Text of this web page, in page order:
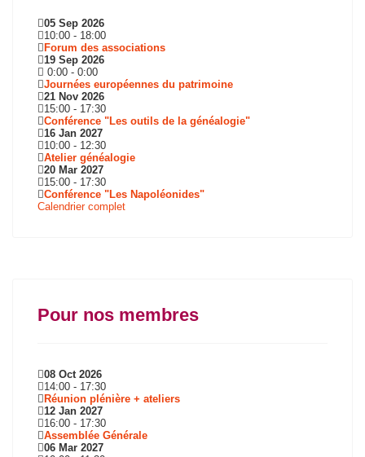
05 Sep 2026
10:00 - 18:00
Forum des associations
19 Sep 2026
0:00 - 0:00
Journées européennes du patrimoine
21 Nov 2026
15:00 - 17:30
Conférence "Les outils de la généalogie"
16 Jan 2027
10:00 - 12:30
Atelier généalogie
20 Mar 2027
15:00 - 17:30
Conférence "Les Napoléonides"
Calendrier complet
Pour nos membres
08 Oct 2026
14:00 - 17:30
Réunion plénière + ateliers
12 Jan 2027
16:00 - 17:30
Assemblée Générale
06 Mar 2027